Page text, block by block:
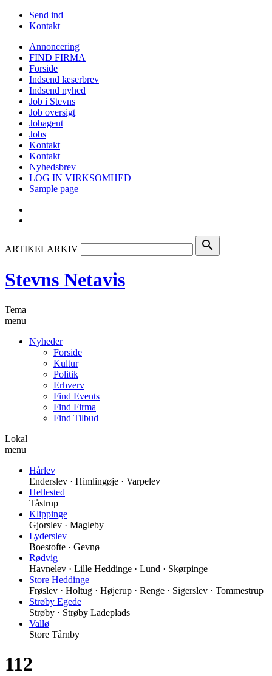
Send ind
Kontakt
Annoncering
FIND FIRMA
Forside
Indsend læserbrev
Indsend nyhed
Job i Stevns
Job oversigt
Jobagent
Jobs
Kontakt
Kontakt
Nyhedsbrev
LOG IN VIRKSOMHED
Sample page
ARTIKELARKIV search
Stevns Netavis
Tema
menu
Nyheder
Forside
Kultur
Politik
Erhverv
Find Events
Find Firma
Find Tilbud
Lokal
menu
Hårlev
Enderslev · Himlingøje · Varpelev
Hellested
Tåstrup
Klippinge
Gjorslev · Magleby
Lyderslev
Boestofte · Gevnø
Rødvig
Havnelev · Lille Heddinge · Lund · Skørpinge
Store Heddinge
Frøslev · Holtug · Højerup · Renge · Sigerslev · Tommestrup
Strøby Egede
Strøby · Strøby Ladeplads
Vallø
Store Tårnby
112